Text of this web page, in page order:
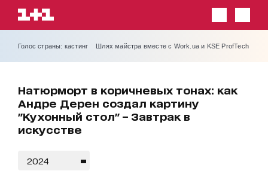
Голос страны: кастинг Шлях майстра вместе с Work.ua и KSE ProfTech
Натюрморт в коричневых тонах: как
Андре Дерен создал картину
"Кухонный стол" – Завтрак в
искусстве
2024